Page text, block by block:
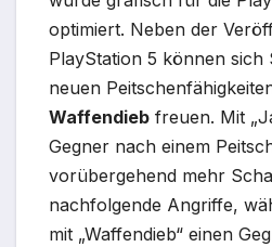
optimiert. Neben der
PlayStation 5 können sich
neuen
Waffendieb freuen. Mit
Gegner nach einem
vorübergehend mehr
nachfolgende Angriffe,
mit „Waffendieb“ einen